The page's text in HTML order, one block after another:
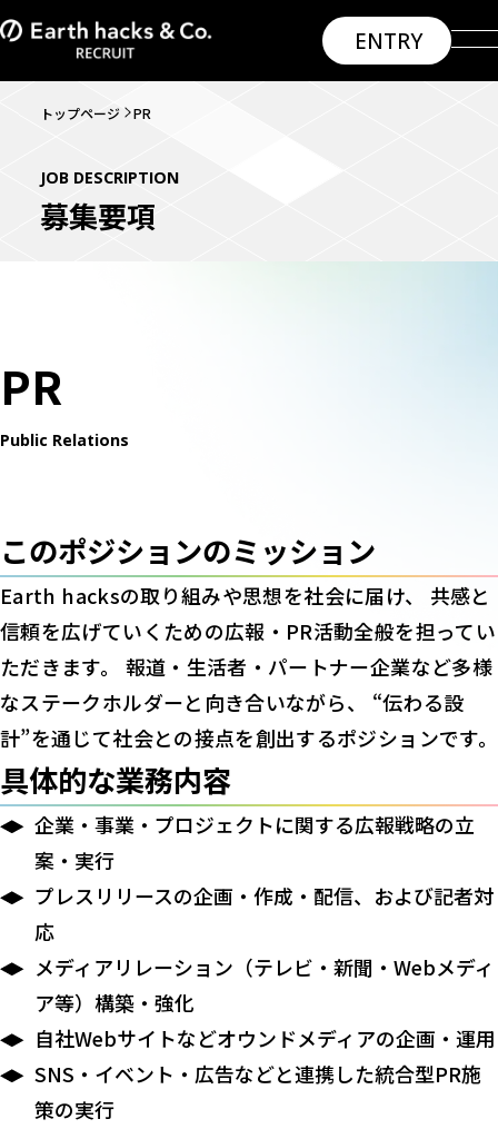
ENTRY
MESSAGE
SYNERGY
INTERVIEW
ENTRY
トップページ PR
JOB DESCRIPTION
募集要項
PR
Public Relations
このポジションのミッション
Earth hacksの取り組みや思想を社会に届け、 共感と
信頼を広げていくための広報・PR活動全般を担ってい
ただきます。 報道・生活者・パートナー企業など多様
なステークホルダーと向き合いながら、 “伝わる設
計”を通じて社会との接点を創出するポジションです。
具体的な業務内容
企業・事業・プロジェクトに関する広報戦略の立
案・実行
プレスリリースの企画・作成・配信、および記者対
応
メディアリレーション（テレビ・新聞・Webメディ
ア等）構築・強化
自社Webサイトなどオウンドメディアの企画・運用
SNS・イベント・広告などと連携した統合型PR施
策の実行